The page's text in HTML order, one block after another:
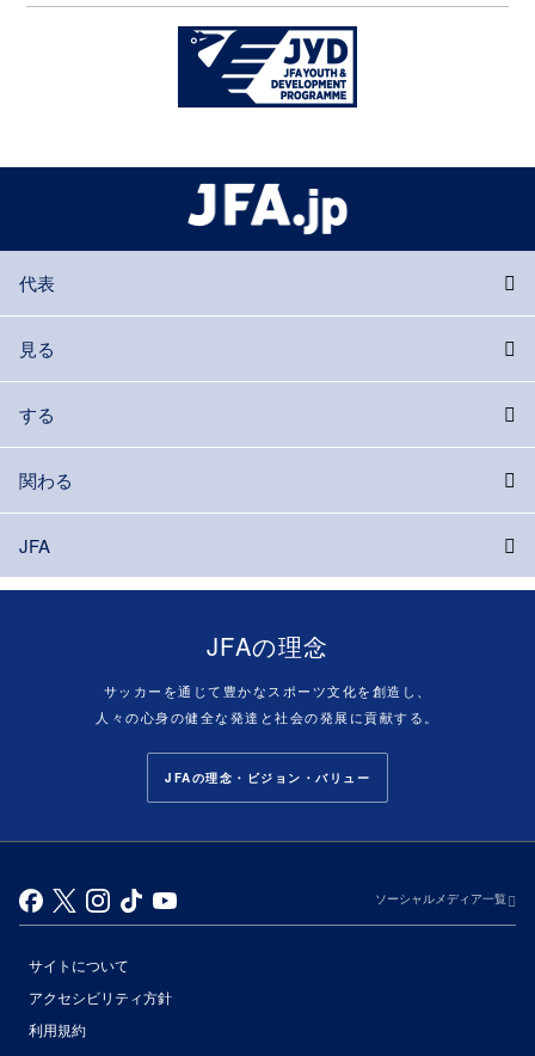
代表
見る
する
関わる
JFA
JFAの理念
サッカーを通じて豊かなスポーツ文化を創造し、
人々の心身の健全な発達と社会の発展に貢献する。
JFAの理念・ビジョン・バリュー
ソーシャルメディア一覧
サイトについて
アクセシビリティ方針
利用規約